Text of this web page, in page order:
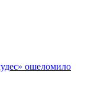
ошеломило